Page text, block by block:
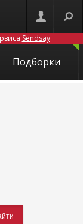
Sendsay
Подборки